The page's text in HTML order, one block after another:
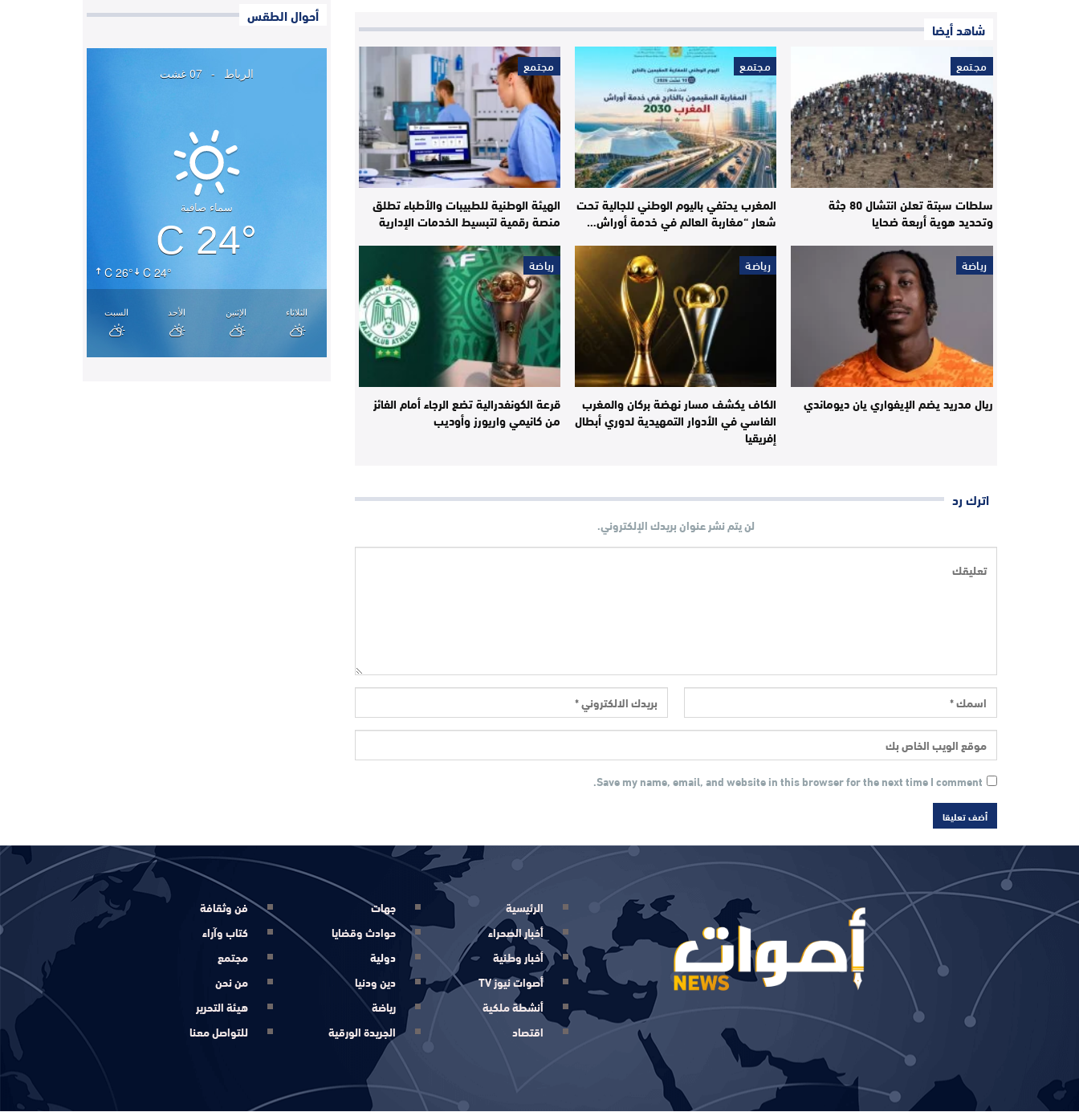
شاهد أيضا
مجتمع
سلطات سبتة تعلن انتشال 80 جثة
وتحديد هوية أربعة ضحايا
مجتمع
المغرب يحتفي باليوم الوطني للجالية تحت
شعار “مغاربة العالم في خدمة أوراش…
مجتمع
الهيئة الوطنية للطبيبات والأطباء تطلق
منصة رقمية لتبسيط الخدمات الإدارية
رياضة
ريال مدريد يضم الإيفواري يان ديوماندي
رياضة
الكاف يكشف مسار نهضة بركان والمغرب
الفاسي في الأدوار التمهيدية لدوري أبطال
إفريقيا
رياضة
قرعة الكونفدرالية تضع الرجاء أمام الفائز
من كانيمي واريورز وأوديب
اترك رد
لن يتم نشر عنوان بريدك الإلكتروني.
Save my name, email, and website in this browser for the next time I comment.
أحوال الطقس
الرباط - 07 غشت
26° C 24° C
سماء صافية
24° C
السبت الأحد الإثنين الثلاثاء
الرئيسية
أخبار الصحراء
أخبار وطنية
أصوات نيوز TV
أنشطة ملكية
اقتصاد
جهات
حوادث وقضايا
دولية
دين ودنيا
رياضة
الجريدة الورقية
فن وثقافة
كتاب وآراء
مجتمع
من نحن
هيئة التحرير
للتواصل معنا